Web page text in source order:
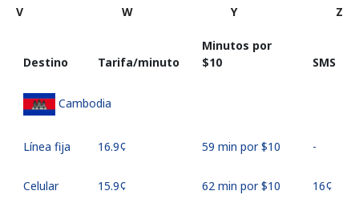
V
W Y Z
Destino Tarifa/minuto
Minutos por
⁦$10⁩
SMS
Cambodia
Línea fija ⁦16.9¢⁩ 59 min por ⁦$10⁩ -
Celular ⁦15.9¢⁩ 62 min por ⁦$10⁩ ⁦16¢⁩